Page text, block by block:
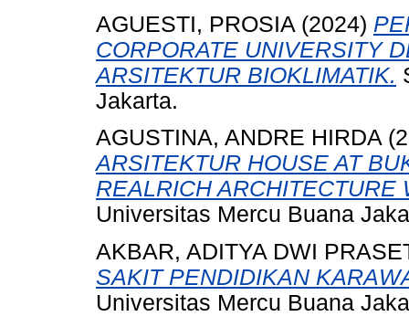
AGUESTI, PROSIA (2024)
CORPORATE UNIVERSITY
ARSITEKTUR BIOKLIMATIK.
Jakarta.
AGUSTINA, ANDRE HIRDA
ARSITEKTUR HOUSE AT
REALRICH ARCHITECTURE
Universitas Mercu Buana
AKBAR, ADITYA DWI
SAKIT PENDIDIKAN
Universitas Mercu Buana